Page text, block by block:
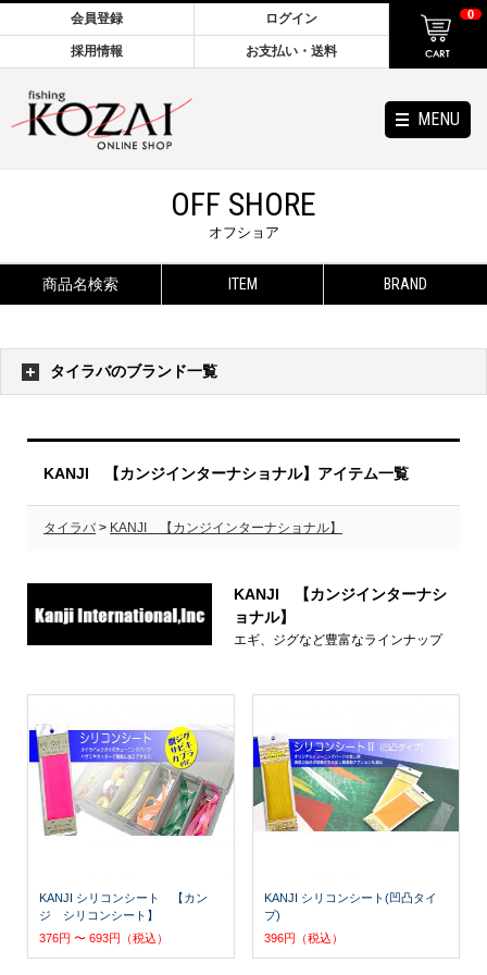
MENU
会員登録 ログイン
採用情報 お支払い・送料
0
OFF SHORE
オフショア
商品名検索 ITEM BRAND
タイラバのブランド一覧
KANJI 【カンジインターナショナル】アイテム一覧
タイラバ> KANJI 【カンジインターナショナル】
KANJI 【カンジインターナシ
ョナル】
エギ、ジグなど豊富なラインナップ
KANJI シリコンシート 【カン
ジ シリコンシート】
376円 〜 693円（税込）
KANJI シリコンシート(凹凸タイ
プ)
396円（税込）